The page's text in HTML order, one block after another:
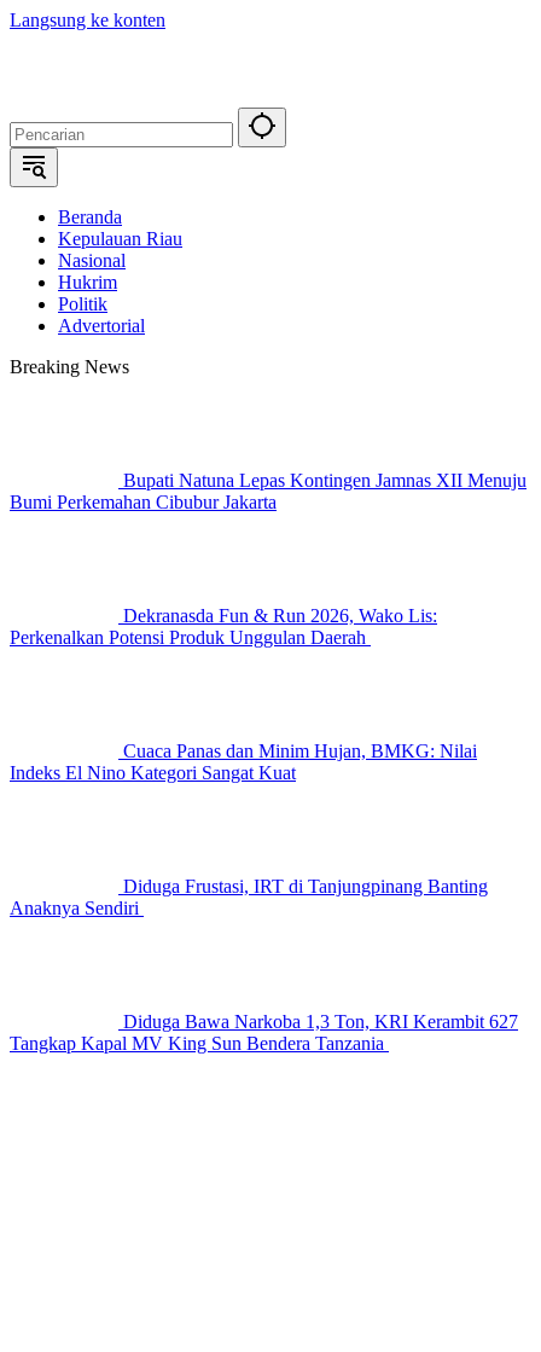
Langsung ke konten
Beranda
Kepulauan Riau
Nasional
Hukrim
Politik
Advertorial
Breaking News
Bupati Natuna Lepas Kontingen Jamnas XII Menuju
Bumi Perkemahan Cibubur Jakarta
Dekranasda Fun & Run 2026, Wako Lis:
Perkenalkan Potensi Produk Unggulan Daerah
Cuaca Panas dan Minim Hujan, BMKG: Nilai
Indeks El Nino Kategori Sangat Kuat
Diduga Frustasi, IRT di Tanjungpinang Banting
Anaknya Sendiri
Diduga Bawa Narkoba 1,3 Ton, KRI Kerambit 627
Tangkap Kapal MV King Sun Bendera Tanzania